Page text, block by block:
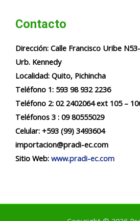
Contacto
Dirección: Calle Francisco Uribe
Urb. Kennedy
Localidad: Quito, Pichincha
Teléfono 1: 593 98 932 2236​​
Teléfono 2: 02 2402064 ext 105 –
Teléfonos 3 : 09 80555029
Celular: +593 (99) 3493604
importacion@pradi-ec.com
Sitio Web: www.pradi-ec.com